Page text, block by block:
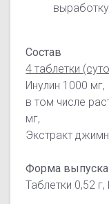
Состав
4 таблетки
Инулин 1000 мг,
в том числе
мг,
Экстракт
Форма выпуска
Таблетки 0,52